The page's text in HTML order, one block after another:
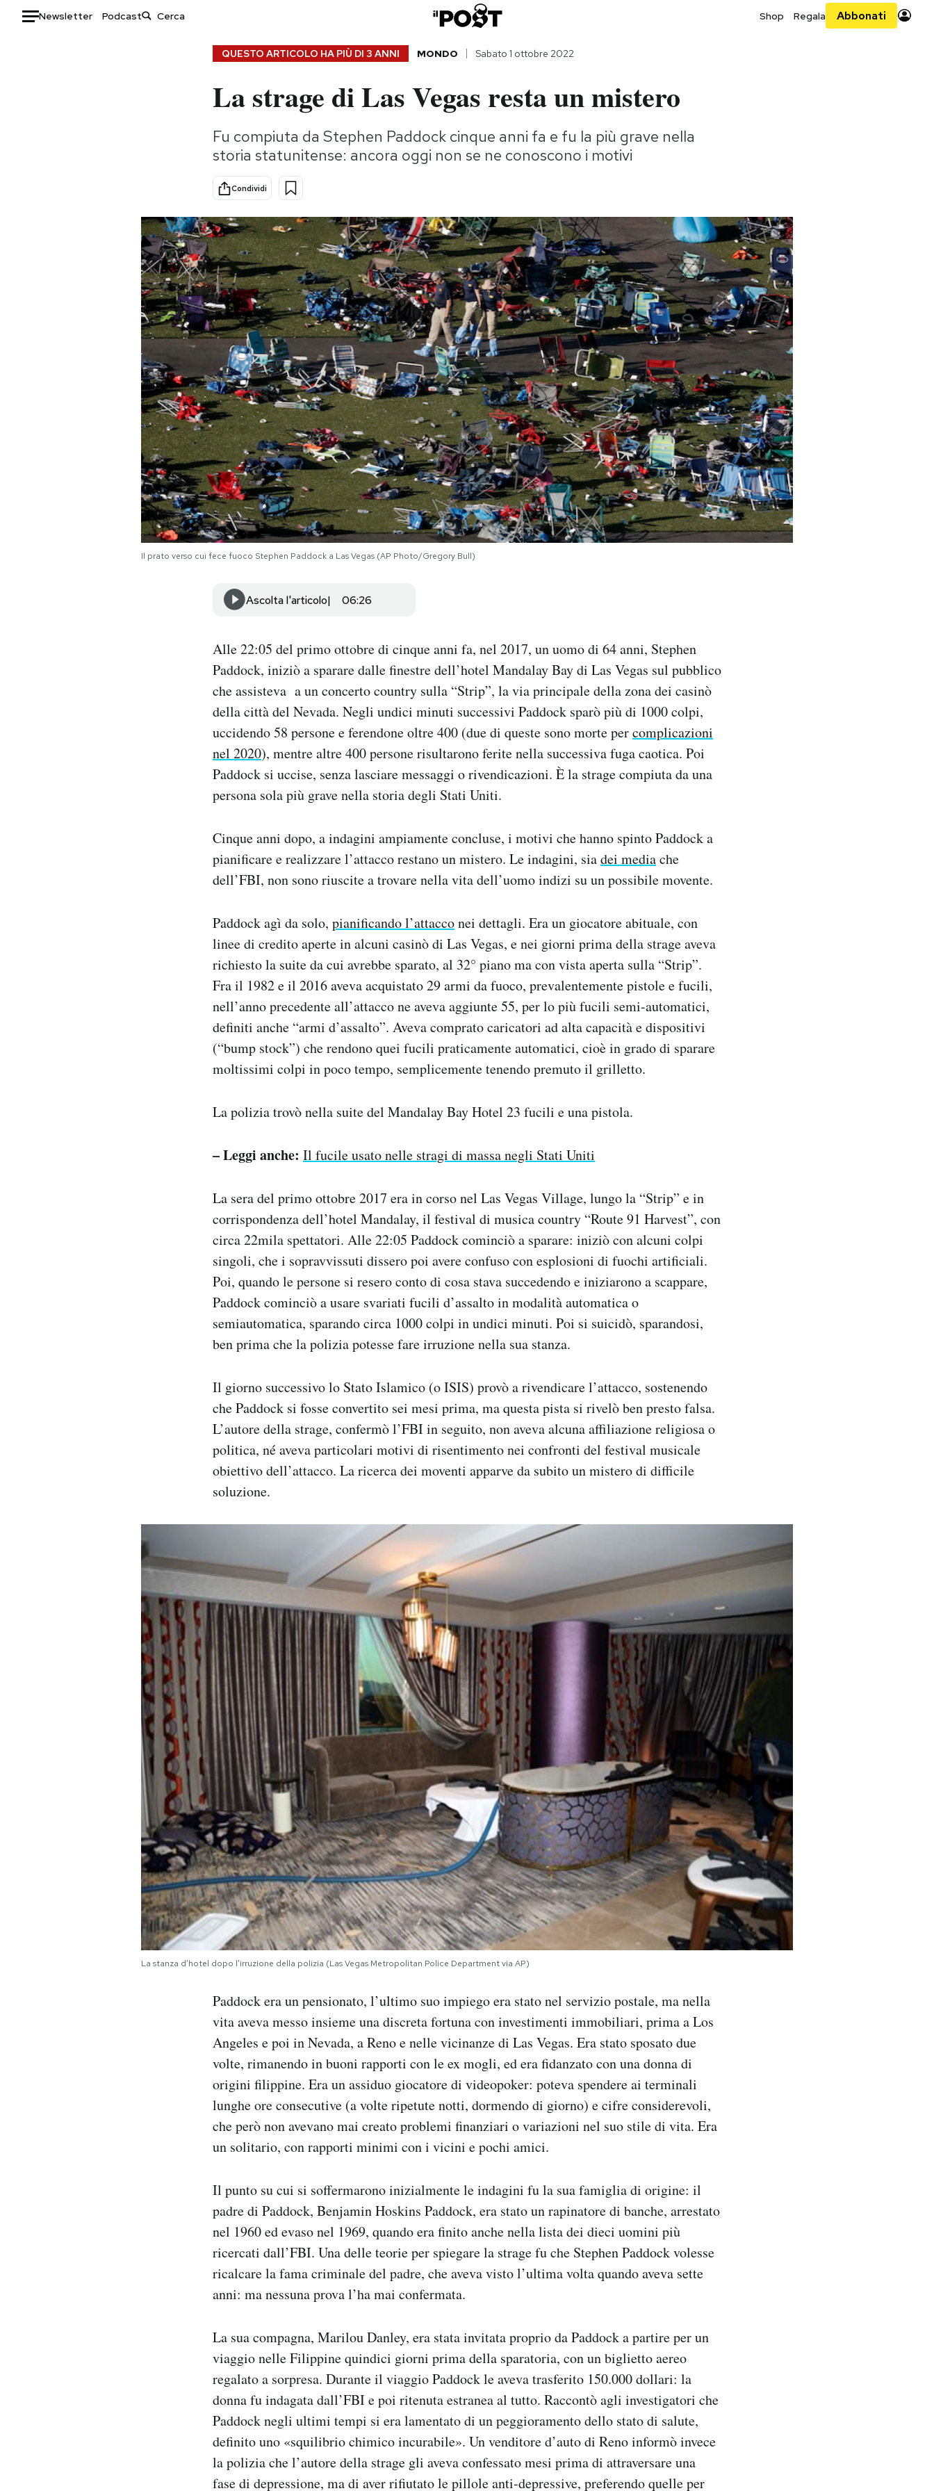
Newsletter Podcast Shop Regala Abbonati
Consumismi
Storie/Idee
Ok Boomer!
Media
Europa
Altrecose
Mondiali calcio 2026
QUESTO ARTICOLO HA PIÙ DI 3 ANNI MONDO Sabato 1 ottobre 2022
La strage di Las Vegas resta un mistero
Fu compiuta da Stephen Paddock cinque anni fa e fu la più grave nella
storia statunitense: ancora oggi non se ne conoscono i motivi
Condividi
Il prato verso cui fece fuoco Stephen Paddock a Las Vegas (AP Photo/Gregory Bull)
Ascolta l'articolo 06:26
Alle 22:05 del primo ottobre di cinque anni fa, nel 2017, un uomo di 64 anni, Stephen
Paddock, iniziò a sparare dalle finestre dell’hotel Mandalay Bay di Las Vegas sul pubblico
che assisteva a un concerto country sulla “Strip”, la via principale della zona dei casinò
della città del Nevada. Negli undici minuti successivi Paddock sparò più di 1000 colpi,
uccidendo 58 persone e ferendone oltre 400 (due di queste sono morte percomplicazioni
nel 2020), mentre altre 400 persone risultarono ferite nella successiva fuga caotica. Poi
Paddock si uccise, senza lasciare messaggi o rivendicazioni. È la strage compiuta da una
persona sola più grave nella storia degli Stati Uniti.
Cinque anni dopo, a indagini ampiamente concluse, i motivi che hanno spinto Paddock a
pianificare e realizzare l’attacco restano un mistero. Le indagini, siadei mediache
dell’FBI, non sono riuscite a trovare nella vita dell’uomo indizi su un possibile movente.
Paddock agì da solo, pianificando l’attacconei dettagli. Era un giocatore abituale, con
linee di credito aperte in alcuni casinò di Las Vegas, e nei giorni prima della strage aveva
richiesto la suite da cui avrebbe sparato, al 32° piano ma con vista aperta sulla “Strip”.
Fra il 1982 e il 2016 aveva acquistato 29 armi da fuoco, prevalentemente pistole e fucili,
nell’anno precedente all’attacco ne aveva aggiunte 55, per lo più fucili semi-automatici,
definiti anche “armi d’assalto”. Aveva comprato caricatori ad alta capacità e dispositivi
(“bump stock”) che rendono quei fucili praticamente automatici, cioè in grado di sparare
moltissimi colpi in poco tempo, semplicemente tenendo premuto il grilletto.
La polizia trovò nella suite del Mandalay Bay Hotel 23 fucili e una pistola.
– Leggi anche: Il fucile usato nelle stragi di massa negli Stati Uniti
La sera del primo ottobre 2017 era in corso nel Las Vegas Village, lungo la “Strip” e in
corrispondenza dell’hotel Mandalay, il festival di musica country “Route 91 Harvest”, con
circa 22mila spettatori. Alle 22:05 Paddock cominciò a sparare: iniziò con alcuni colpi
singoli, che i sopravvissuti dissero poi avere confuso con esplosioni di fuochi artificiali.
Poi, quando le persone si resero conto di cosa stava succedendo e iniziarono a scappare,
Paddock cominciò a usare svariati fucili d’assalto in modalità automatica o
semiautomatica, sparando circa 1000 colpi in undici minuti. Poi si suicidò, sparandosi,
ben prima che la polizia potesse fare irruzione nella sua stanza.
Il giorno successivo lo Stato Islamico (o ISIS) provò a rivendicare l’attacco, sostenendo
che Paddock si fosse convertito sei mesi prima, ma questa pista si rivelò ben presto falsa.
L’autore della strage, confermò l’FBI in seguito, non aveva alcuna affiliazione religiosa o
politica, né aveva particolari motivi di risentimento nei confronti del festival musicale
obiettivo dell’attacco. La ricerca dei moventi apparve da subito un mistero di difficile
soluzione.
La stanza d’hotel dopo l’irruzione della polizia (Las Vegas Metropolitan Police Department via AP)
Paddock era un pensionato, l’ultimo suo impiego era stato nel servizio postale, ma nella
vita aveva messo insieme una discreta fortuna con investimenti immobiliari, prima a Los
Angeles e poi in Nevada, a Reno e nelle vicinanze di Las Vegas. Era stato sposato due
volte, rimanendo in buoni rapporti con le ex mogli, ed era fidanzato con una donna di
origini filippine. Era un assiduo giocatore di videopoker: poteva spendere ai terminali
lunghe ore consecutive (a volte ripetute notti, dormendo di giorno) e cifre considerevoli,
che però non avevano mai creato problemi finanziari o variazioni nel suo stile di vita. Era
un solitario, con rapporti minimi con i vicini e pochi amici.
Il punto su cui si soffermarono inizialmente le indagini fu la sua famiglia di origine: il
padre di Paddock, Benjamin Hoskins Paddock, era stato un rapinatore di banche, arrestato
nel 1960 ed evaso nel 1969, quando era finito anche nella lista dei dieci uomini più
ricercati dall’FBI. Una delle teorie per spiegare la strage fu che Stephen Paddock volesse
ricalcare la fama criminale del padre, che aveva visto l’ultima volta quando aveva sette
anni: ma nessuna prova l’ha mai confermata.
La sua compagna, Marilou Danley, era stata invitata proprio da Paddock a partire per un
viaggio nelle Filippine quindici giorni prima della sparatoria, con un biglietto aereo
regalato a sorpresa. Durante il viaggio Paddock le aveva trasferito 150.000 dollari: la
donna fu indagata dall’FBI e poi ritenuta estranea al tutto. Raccontò agli investigatori che
Paddock negli ultimi tempi si era lamentato di un peggioramento dello stato di salute,
definito uno «squilibrio chimico incurabile». Un venditore d’auto di Reno informò invece
la polizia che l’autore della strage gli aveva confessato mesi prima di attraversare una
fase di depressione, ma di aver rifiutato le pillole anti-depressive, preferendo quelle per